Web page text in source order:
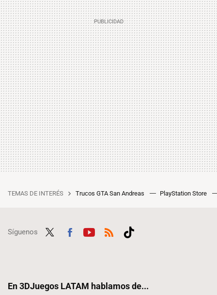
TEMAS DE INTERÉS Trucos GTA San Andreas PlayStation Store
Síguenos
En 3DJuegos LATAM hablamos de...